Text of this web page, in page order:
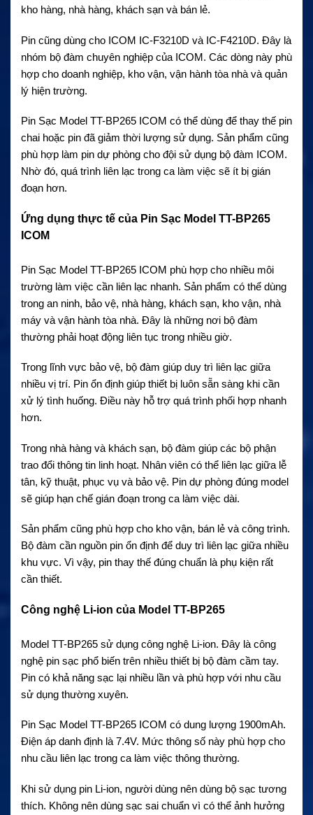
kho hàng, nhà hàng, khách sạn và bán lẻ.
Pin cũng dùng cho ICOM IC-F3210D và IC-F4210D. Đây là
nhóm bộ đàm chuyên nghiệp của ICOM. Các dòng này phù
hợp cho doanh nghiệp, kho vận, vận hành tòa nhà và quản
lý hiện trường.
Pin Sạc Model TT-BP265 ICOM có thể dùng để thay thế pin
chai hoặc pin đã giảm thời lượng sử dụng. Sản phẩm cũng
phù hợp làm pin dự phòng cho đội sử dụng bộ đàm ICOM.
Nhờ đó, quá trình liên lạc trong ca làm việc sẽ ít bị gián
đoạn hơn.
Ứng dụng thực tế của Pin Sạc Model TT-BP265
ICOM
Pin Sạc Model TT-BP265 ICOM phù hợp cho nhiều môi
trường làm việc cần liên lạc nhanh. Sản phẩm có thể dùng
trong an ninh, bảo vệ, nhà hàng, khách sạn, kho vận, nhà
máy và vận hành tòa nhà. Đây là những nơi bộ đàm
thường phải hoạt động liên tục trong nhiều giờ.
Trong lĩnh vực bảo vệ, bộ đàm giúp duy trì liên lạc giữa
nhiều vị trí. Pin ổn định giúp thiết bị luôn sẵn sàng khi cần
xử lý tình huống. Điều này hỗ trợ quá trình phối hợp nhanh
hơn.
Trong nhà hàng và khách sạn, bộ đàm giúp các bộ phận
trao đổi thông tin linh hoạt. Nhân viên có thể liên lạc giữa lễ
tân, kỹ thuật, phục vụ và bảo vệ. Pin dự phòng đúng model
sẽ giúp hạn chế gián đoạn trong ca làm việc dài.
Sản phẩm cũng phù hợp cho kho vận, bán lẻ và công trình.
Bộ đàm cần nguồn pin ổn định để duy trì liên lạc giữa nhiều
khu vực. Vì vậy, pin thay thế đúng chuẩn là phụ kiện rất
cần thiết.
Công nghệ Li-ion của Model TT-BP265
Model TT-BP265 sử dụng công nghệ Li-ion. Đây là công
nghệ pin sạc phổ biến trên nhiều thiết bị bộ đàm cầm tay.
Pin có khả năng sạc lại nhiều lần và phù hợp với nhu cầu
sử dụng thường xuyên.
Pin Sạc Model TT-BP265 ICOM có dung lượng 1900mAh.
Điện áp danh định là 7.4V. Mức thông số này phù hợp cho
nhu cầu liên lạc trong ca làm việc thông thường.
Khi sử dụng pin Li-ion, người dùng nên dùng bộ sạc tương
thích. Không nên dùng sạc sai chuẩn vì có thể ảnh hưởng